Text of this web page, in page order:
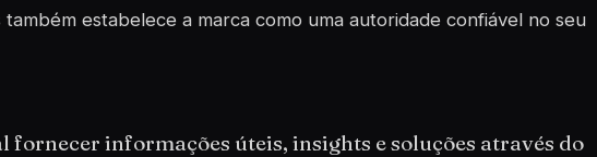
também estabelece a marca como uma autoridade confiável no seu
fornecer informações úteis, insights e soluções através do